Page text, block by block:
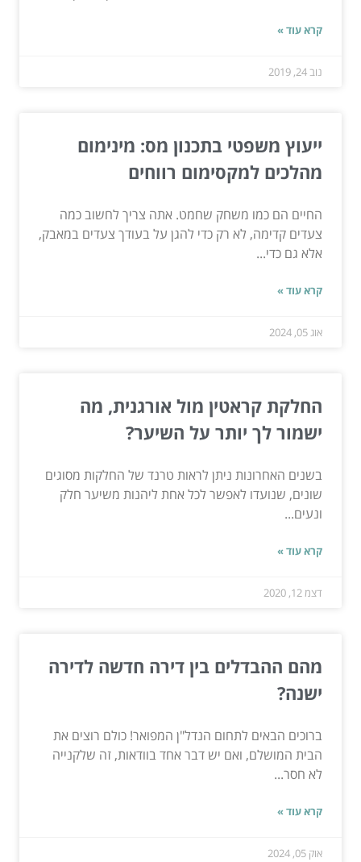
קרא עוד »
נוב 24, 2019
ייעוץ משפטי בתכנון מס: מינימום
מהלכים למקסימום רווחים
החיים הם כמו משחק שחמט. אתה צריך לחשוב כמה
צעדים קדימה, לא רק כדי להגן על בעודך צעדים במאבק,
אלא גם כדי...
קרא עוד »
אוג 05, 2024
החלקת קראטין מול אורגנית, מה
ישמור לך יותר על השיער?
בשנים האחרונות ניתן לראות טרנד של החלקות מסוגים
שונים, שנועדו לאפשר לכל אחת ליהנות משיער חלק
ונעים...
קרא עוד »
דצמ 12, 2020
מהם ההבדלים בין דירה חדשה לדירה
ישנה?
ברוכים הבאים לתחום הנדל"ן המפואר! כולם רוצים את
הבית המושלם, ואם יש דבר אחד בוודאות, זה שלקנייה
לא חסר...
קרא עוד »
אוק 05, 2024